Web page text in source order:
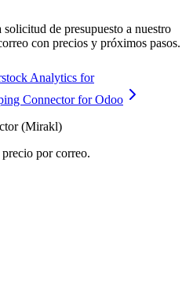
de presupuesto a nuestro
con precios y próximos pasos.
Analytics for
Connector for Odoo
(Mirakl)
por correo.